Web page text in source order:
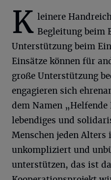
K leinere
Begleitung beim
Unterstützung beim
Einsätze können für
große Unterstützung
engagieren sich
dem Namen
lebendiges und
Menschen jeden
unkompliziert und
unterstützen, das ist